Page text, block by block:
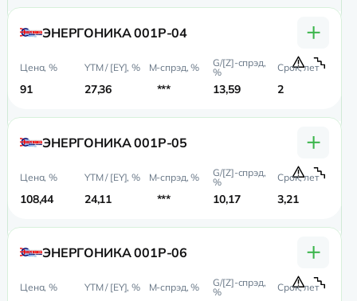
ЭНЕРГОНИКА 001Р-04 +
91 27,36 *** 13,59 2
ЭНЕРГОНИКА 001Р-05 +
108,44 24,11 *** 10,17 3,21
ЭНЕРГОНИКА 001Р-06 +